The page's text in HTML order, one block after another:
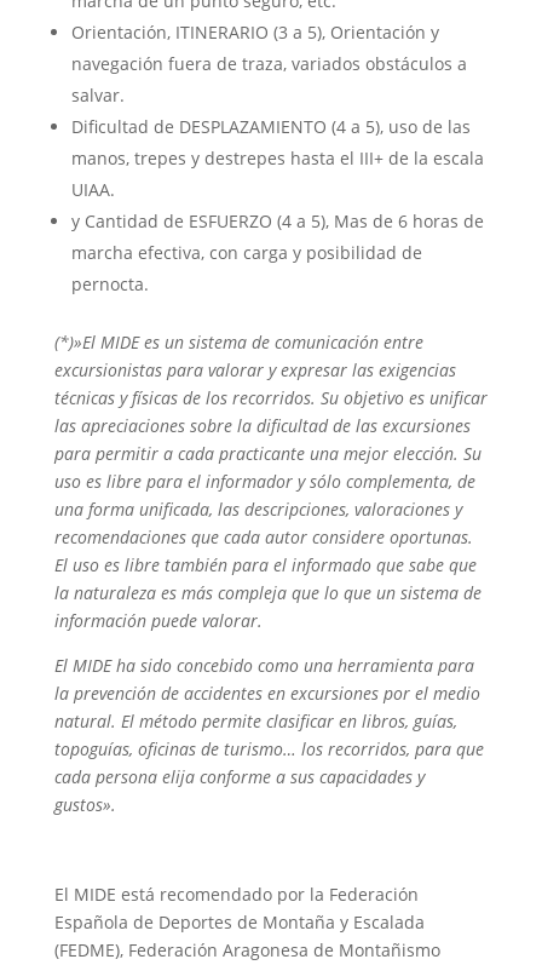
Orientación, ITINERARIO (3 a 5), Orientación y
navegación fuera de traza, variados obstáculos a
salvar.
Dificultad de DESPLAZAMIENTO (4 a 5), uso de las
manos, trepes y destrepes hasta el III+ de la escala
UIAA.
y Cantidad de ESFUERZO (4 a 5), Mas de 6 horas de
marcha efectiva, con carga y posibilidad de
pernocta.
(*)»El MIDE es un sistema de comunicación entre
excursionistas para valorar y expresar las exigencias
técnicas y físicas de los recorridos. Su objetivo es unificar
las apreciaciones sobre la dificultad de las excursiones
para permitir a cada practicante una mejor elección. Su
uso es libre para el informador y sólo complementa, de
una forma unificada, las descripciones, valoraciones y
recomendaciones que cada autor considere oportunas.
El uso es libre también para el informado que sabe que
la naturaleza es más compleja que lo que un sistema de
información puede valorar.
El MIDE ha sido concebido como una herramienta para
la prevención de accidentes en excursiones por el medio
natural. El método permite clasificar en libros, guías,
topoguías, oficinas de turismo… los recorridos, para que
cada persona elija conforme a sus capacidades y
gustos».
El MIDE está recomendado por la Federación
Española de Deportes de Montaña y Escalada
(FEDME), Federación Aragonesa de Montañismo